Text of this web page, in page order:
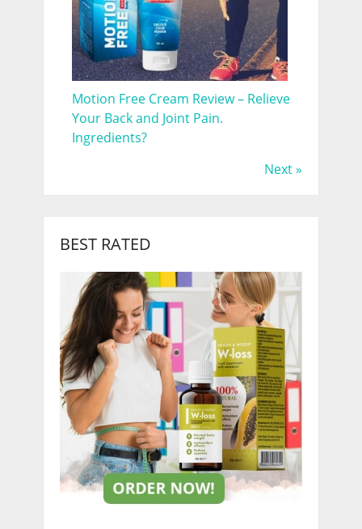
Motion Free Cream Review – Relieve
Your Back and Joint Pain.
Ingredients?
Next »
BEST RATED